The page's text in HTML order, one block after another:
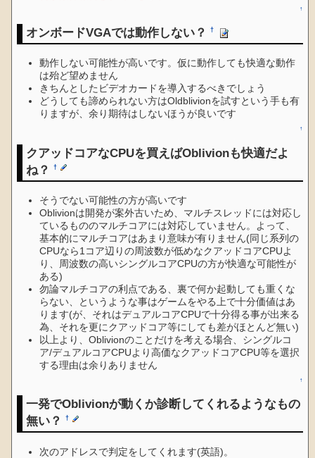
↑
オンボードVGAでは動作しない？†
動作しない可能性が高いです。仮に動作しても快適な動作
は殆ど望めません
きちんとしたビデオカードを導入するべきでしょう
どうしても諦められない方はOldblivionを試すという手も有
りますが、余り期待はしないほうが良いです
↑
クアッドコアなCPUを買えばOblivionも快適だよ
ね？†
そうでない可能性の方が高いです
Oblivionは開発が案外古いため、マルチスレッドには対応し
ているもののマルチコアには対応していません。よって、
基本的にマルチコアはあまり意味が有りません(同じ系列の
CPUなら1コア辺りの周波数が低めなクアッドコアCPUよ
り、周波数の高いシングルコアCPUの方が快適な可能性が
ある)
勿論マルチコアの利点である、裏で何か起動しても重くな
らない、というような事はゲームをやる上で十分価値はあ
ります(が、それはデュアルコアCPUで十分得る事が出来る
為、それを更にクアッドコア等にしても差がほとんど無い)
以上より、Oblivionのことだけを考える場合、シングルコ
ア/デュアルコアCPUより高価なクアッドコアCPU等を選択
する理由は余りありません
↑
一発でOblivionが動くか診断してくれるようなもの
無い？†
次のアドレスで判定をしてくれます(英語)。